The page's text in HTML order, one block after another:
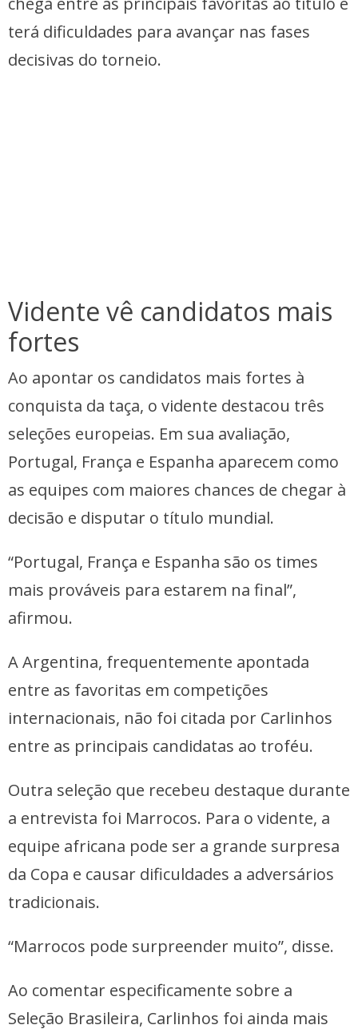
terá dificuldades para avançar nas fases
decisivas do torneio.
Vidente vê candidatos mais
fortes
Ao apontar os candidatos mais fortes à
conquista da taça, o vidente destacou três
seleções europeias. Em sua avaliação,
Portugal, França e Espanha aparecem como
as equipes com maiores chances de chegar à
decisão e disputar o título mundial.
“Portugal, França e Espanha são os times
mais prováveis para estarem na final”,
afirmou.
A Argentina, frequentemente apontada
entre as favoritas em competições
internacionais, não foi citada por Carlinhos
entre as principais candidatas ao troféu.
Outra seleção que recebeu destaque durante
a entrevista foi Marrocos. Para o vidente, a
equipe africana pode ser a grande surpresa
da Copa e causar dificuldades a adversários
tradicionais.
“Marrocos pode surpreender muito”, disse.
Ao comentar especificamente sobre a
Seleção Brasileira, Carlinhos foi ainda mais